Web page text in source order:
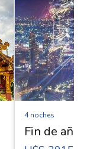
4 noches
Fin de año